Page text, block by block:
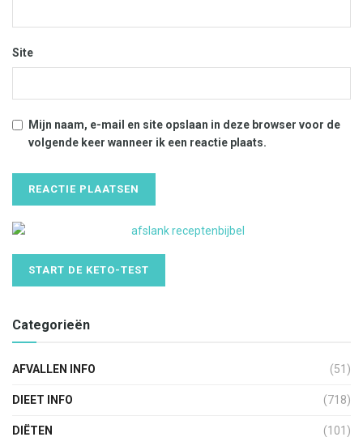
Site
Mijn naam, e-mail en site opslaan in deze browser voor de
volgende keer wanneer ik een reactie plaats.
START DE KETO-TEST
Categorieën
AFVALLEN INFO (51)
DIEET INFO (718)
DIËTEN (101)